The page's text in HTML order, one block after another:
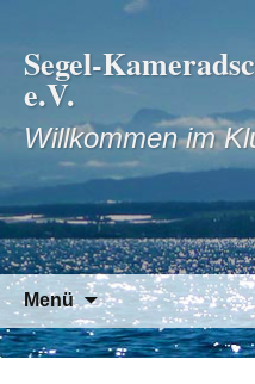
Segel-
e.V.
Willkommen im
Menü
Zum
Inhalt
springen